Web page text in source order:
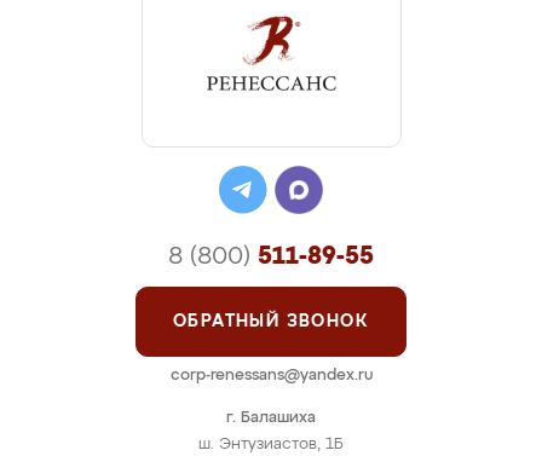
г. Балашиха
ш. Энтузиастов, 1Б
8 (800) 511-89-55
ОБРАТНЫЙ ЗВОНОК
corp-renessans@yandex.ru